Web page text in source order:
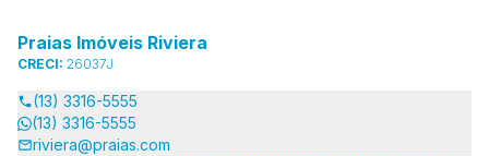
Praias Imóveis Riviera
CRECI: 26037J
(13) 3316-5555
(13) 3316-5555
riviera@praias.com